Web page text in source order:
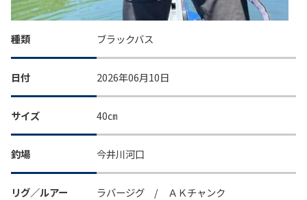
種類 ブラックバス
日付 2026年06月10日
サイズ 40㎝
釣場 今井川河口
リグ／ルアー ラバージグ / ＡＫチャンク